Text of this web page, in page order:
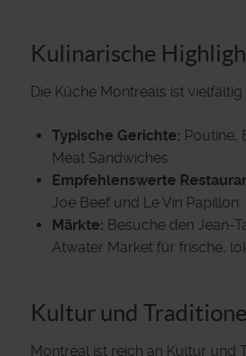
Kulinarische
Die Küche Montréals ist
Typische Gerichte: Poutine,
Meat Sandwiches.
Empfehlenswerte
Joe Beef und Le Vin Papillon.
Märkte: Besuche den Jean-
Atwater Market für frische,
Kultur und
Montréal ist reich an Kultur und